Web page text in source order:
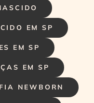
EM SP
EM SP
EM SP
NEWBORN